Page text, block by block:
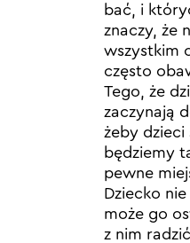
bać, i
znaczy, że
wszystkim
często
Tego, że
zaczynają
żeby dzieci
będziemy
pewne
Dziecko
może go
z nim